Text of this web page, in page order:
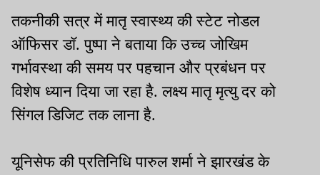
तकनीकी सत्र में मातृ स्वास्थ्य की स्टेट नोडल
ऑफिसर डॉ. पुष्पा ने बताया कि उच्च जोखिम
गर्भावस्था की समय पर पहचान और प्रबंधन पर
विशेष ध्यान दिया जा रहा है. लक्ष्य मातृ मृत्यु दर को
सिंगल डिजिट तक लाना है.
यूनिसेफ की प्रतिनिधि पारुल शर्मा ने झारखंड के